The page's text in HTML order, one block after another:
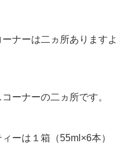
ナーは二ヵ所ありますよ
ーナーの二ヵ所です。
ーは１箱（55ml×6本）